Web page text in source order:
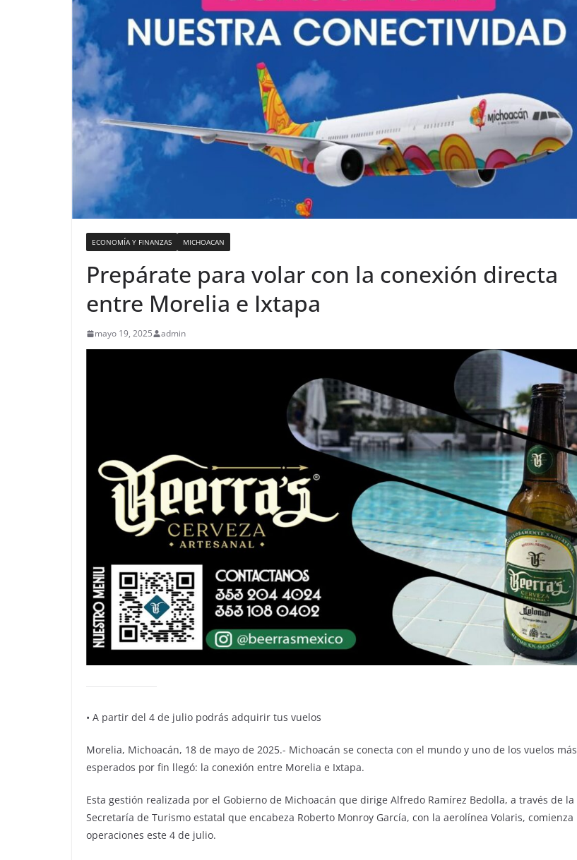
ECONOMÍA Y FINANZAS MICHOACAN
Prepárate para volar con la conexión directa
entre Morelia e Ixtapa
mayo 19, 2025 admin
• A partir del 4 de julio podrás adquirir tus vuelos
Morelia, Michoacán, 18 de mayo de 2025.- Michoacán se conecta con el mundo y uno de los vuelos más
esperados por fin llegó: la conexión entre Morelia e Ixtapa.
Esta gestión realizada por el Gobierno de Michoacán que dirige Alfredo Ramírez Bedolla, a través de la
Secretaría de Turismo estatal que encabeza Roberto Monroy García, con la aerolínea Volaris, comienza
operaciones este 4 de julio.